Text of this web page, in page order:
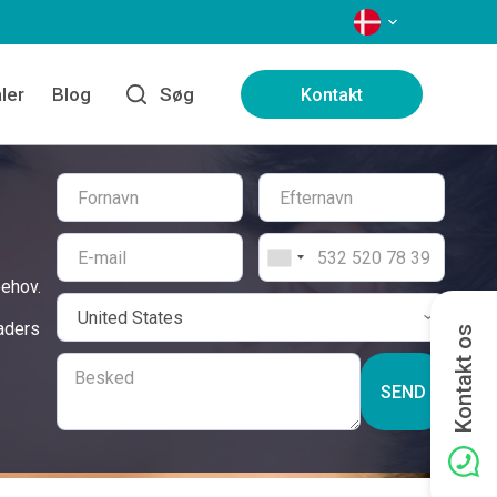
SPROG
Blog Søg Kontakt
SEND Kontakt os